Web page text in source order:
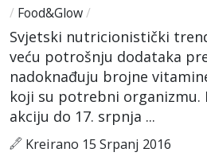
/ Food&Glow/
Svjetski nutricionistički
veću potrošnju dodataka
nadoknađuju brojne
koji su potrebni organizmu.
akciju do 17. srpnja ...
Kreirano 15 Srpanj 2016